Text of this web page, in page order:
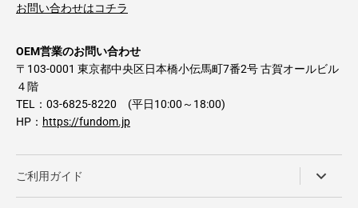
お問い合わせはコチラ
OEM営業のお問い合わせ
〒103-0001 東京都中央区日本橋小伝馬町7番2号 古賀オールビル
４階
TEL：03-6825-8220 (平日10:00～18:00)
HP： https://fundom.jp
ご利用ガイド